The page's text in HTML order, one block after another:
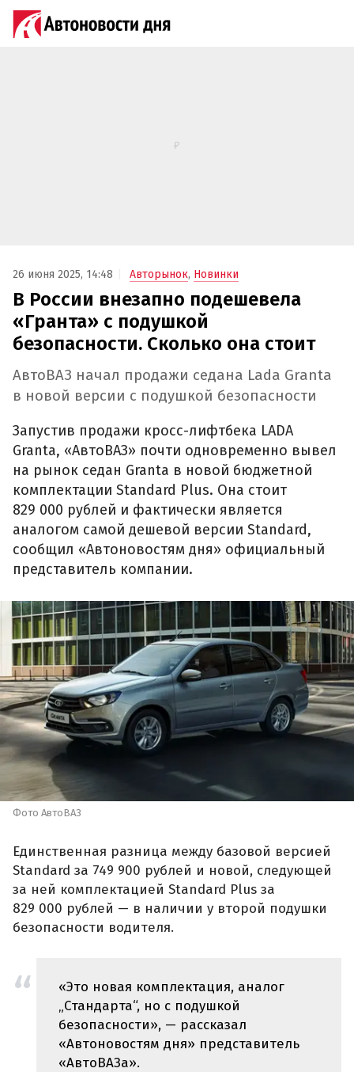
26 июня 2025, 14:48 Авторынок, Новинки
В России внезапно подешевела
«Гранта» с подушкой
безопасности. Сколько она стоит
АвтоВАЗ начал продажи седана Lada Granta
в новой версии с подушкой безопасности
Запустив продажи кросс-лифтбека LADA
Granta, «АвтоВАЗ» почти одновременно вывел
на рынок седан Granta в новой бюджетной
комплектации Standard Plus. Она стоит
829 000 рублей и фактически является
аналогом самой дешевой версии Standard,
сообщил «Автоновостям дня» официальный
представитель компании.
Фото АвтоВАЗ
Единственная разница между базовой версией
Standard за 749 900 рублей и новой, следующей
за ней комплектацией Standard Plus за
829 000 рублей — в наличии у второй подушки
безопасности водителя.
«Это новая комплектация, аналог
„Стандарта“, но с подушкой
безопасности», — рассказал
«Автоновостям дня» представитель
«АвтоВАЗа».